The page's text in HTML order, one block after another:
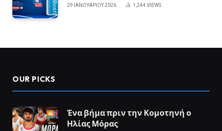
29 ΙΑΝΟΥΑΡΊΟΥ 2026 1,244 VIEWS
OUR PICKS
Ένα βήμα πριν την Κομοτηνή ο
Ηλίας Μόρας